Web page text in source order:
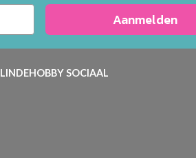
Aanmelden
LINDEHOBBY SOCIAAL